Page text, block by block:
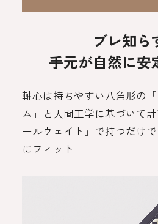
ブレ知ら
手元が自然に安
軸心は持ちやすい八角形の
ム」と 人間工学に基づいて
ールウェイト」で持つだけ
にフィット